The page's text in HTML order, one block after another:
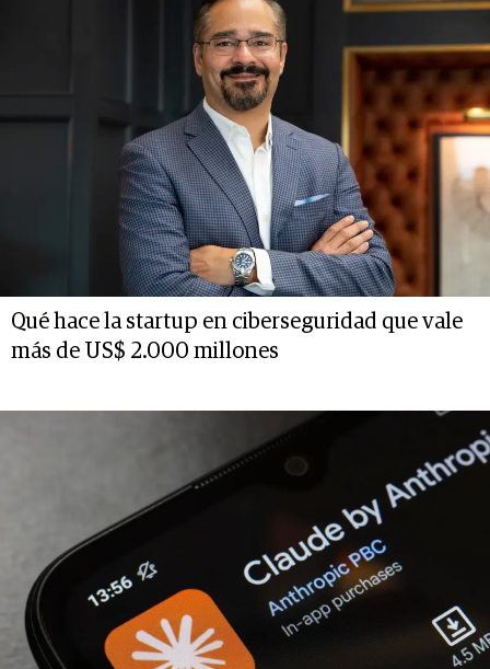
Qué hace la startup en ciberseguridad que vale
más de US$ 2.000 millones